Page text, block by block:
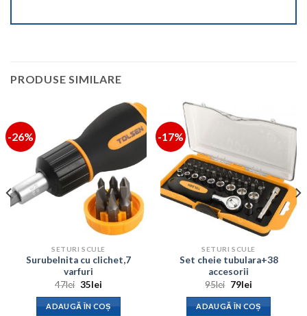
PRODUSE SIMILARE
-26%
SETURI SCULE
Surubelnita cu clichet,7
varfuri
47lei Prețul
a
fost:
35leiPrețul
este:
35lei.
ADAUGĂ ÎN COȘ
-17%
SETURI SCULE
Set cheie tubulara+38
accesorii
95lei Prețul
a
fost:
79leiPrețul
este:
79lei.
ADAUGĂ ÎN COȘ